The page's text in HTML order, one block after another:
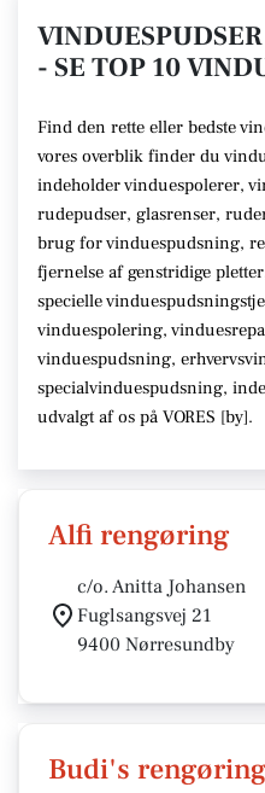
- SE TOP 10
Find den rette eller bedste
vores overblik finder du
indeholder vinduespolerer,
rudepudser, glasrenser,
brug for vinduespudsning,
fjernelse af genstridige
specielle
vinduespolering,
vinduespudsning,
specialvinduespudsning,
udvalgt af os på VORES [by].
Alfi rengøring
c/o. Anitta Johansen
Fuglsangsvej 21
9400 Nørresundby
Budi's rengøring